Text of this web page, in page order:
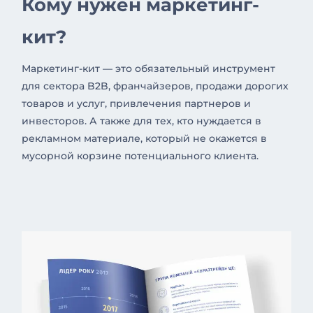
Кому нужен маркетинг-
кит?
Маркетинг-кит — это обязательный инструмент
для сектора B2B, франчайзеров, продажи дорогих
товаров и услуг, привлечения партнеров и
инвесторов. А также для тех, кто нуждается в
рекламном материале, который не окажется в
мусорной корзине потенциального клиента.